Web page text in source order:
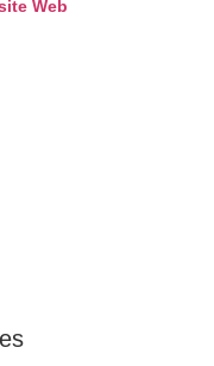
Web